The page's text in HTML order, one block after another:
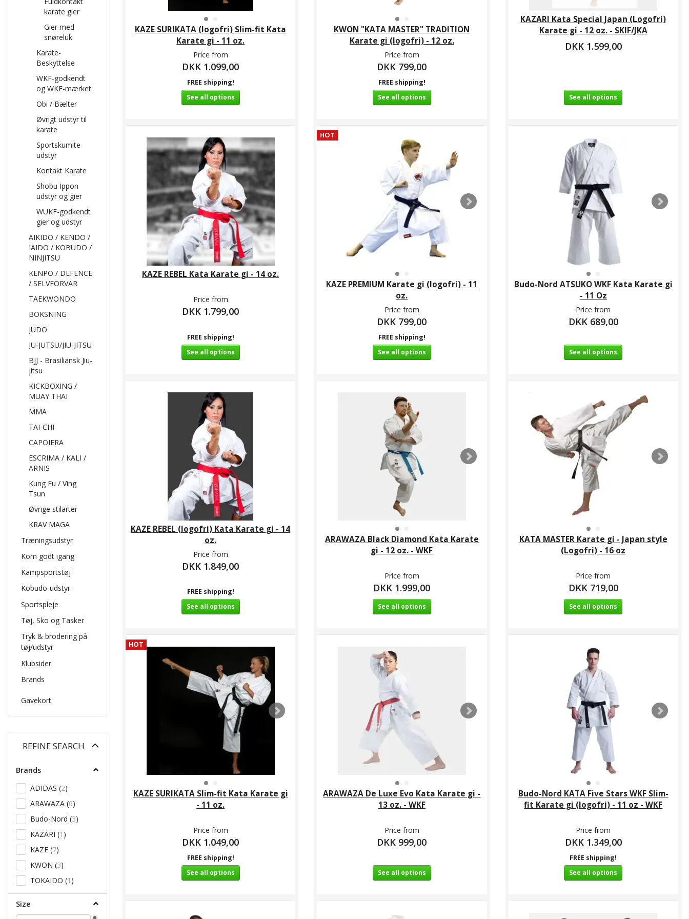
karate gier
Gier med
snøreluk
Karate-
Beskyttelse
WKF-godkendt
og WKF-mærket
Obi / Bælter
Øvrigt udstyr til
karate
Sportskumite
udstyr
Kontakt Karate
Shobu Ippon
udstyr og gier
WUKF-godkendt
gier og udstyr
AIKIDO / KENDO /
IAIDO / KOBUDO /
NINJITSU
KENPO / DEFENCE
/ SELVFORVAR
TAEKWONDO
BOKSNING
JUDO
JU-JUTSU/JIU-JITSU
BJJ - Brasiliansk Jiu-
jitsu
KICKBOXING /
MUAY THAI
MMA
TAI-CHI
CAPOIERA
ESCRIMA / KALI /
ARNIS
Kung Fu / Ving
Tsun
Øvrige stilarter
KRAV MAGA
Træningsudstyr
Kom godt igang
Kampsportstøj
Kobudo-udstyr
Sportspleje
Tøj, Sko og Tasker
Tryk & brodering på
tøj/udstyr
Klubsider
Brands
Gavekort
REFINE SEARCH
Brands
ADIDAS (2)
ARAWAZA (6)
Budo-Nord (3)
KAZARI (1 )
KAZE (7)
KWON (3)
TOKAIDO (1 )
Size
KAZE SURIKATA (logofri) Slim-fit Kata
Karate gi - 11 oz.
Price from
DKK 1.099,00
FREE shipping!
See all options
KWON "KATA MASTER" TRADITION
Karate gi (logofri) - 12 oz.
Price from
DKK 799,00
FREE shipping!
See all options
KAZARI Kata Special Japan (Logofri)
Karate gi - 12 oz. - SKIF/JKA
DKK 1.599,00
See all options
KAZE REBEL Kata Karate gi - 14 oz.
Price from
DKK 1.799,00
FREE shipping!
See all options
HOT
KAZE PREMIUM Karate gi (logofri) - 11
oz.
Price from
DKK 799,00
FREE shipping!
See all options
Budo-Nord ATSUKO WKF Kata Karate gi
- 11 Oz
Price from
DKK 689,00
See all options
KAZE REBEL (logofri) Kata Karate gi - 14
oz.
Price from
DKK 1.849,00
FREE shipping!
See all options
ARAWAZA Black Diamond Kata Karate
gi - 12 oz. - WKF
Price from
DKK 1.999,00
See all options
KATA MASTER Karate gi - Japan style
(Logofri) - 16 oz
Price from
DKK 719,00
See all options
HOT
KAZE SURIKATA Slim-fit Kata Karate gi
- 11 oz.
Price from
DKK 1.049,00
FREE shipping!
See all options
ARAWAZA De Luxe Evo Kata Karate gi -
13 oz. - WKF
Price from
DKK 999,00
See all options
Budo-Nord KATA Five Stars WKF Slim-
fit Karate gi (logofri) - 11 oz - WKF
Price from
DKK 1.349,00
FREE shipping!
See all options